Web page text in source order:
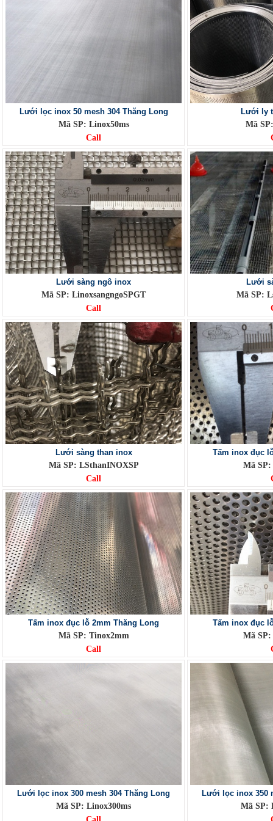
Lưới lọc inox 50 mesh 304 Thăng Long
Mã SP: Linox50ms
Call
Lưới ly
Mã
Lưới sàng ngô inox
Mã SP: LinoxsangngoSPGT
Call
Lưới
Mã SP:
Lưới sàng than inox
Mã SP: LSthanINOXSP
Call
Tấm inox đục
Mã
Tấm inox đục lỗ 2mm Thăng Long
Mã SP: Tinox2mm
Call
Tấm inox đục
Mã
Lưới lọc inox 300 mesh 304 Thăng Long
Mã SP: Linox300ms
Lưới lọc inox 350
Mã SP: